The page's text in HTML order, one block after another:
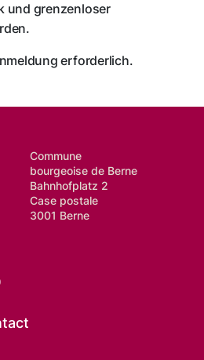
und grenzenloser
erforderlich.
Commune
bourgeoise de Berne
Bahnhofplatz 2
Case postale
3001 Berne